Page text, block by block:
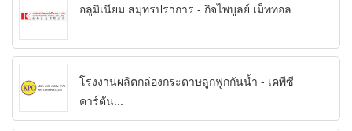
อลูมิเนียม สมุทรปราการ - กิจไพบูลย์ เม็ททอล
โรงงานผลิตกล่องกระดาษลูกฟูกกันน้ำ - เคพีซี
คาร์ตัน...